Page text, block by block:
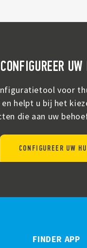
CONFIGUREER
voor
en helpt u bij het
die aan uw
CONFIGUREER UW
FINDER APP